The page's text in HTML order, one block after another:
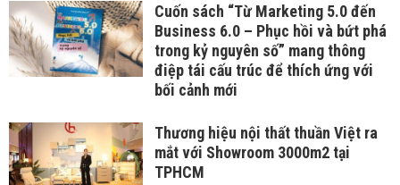
Cuốn sách “Từ Marketing 5.0 đến
Business 6.0 – Phục hồi và bứt phá
trong kỷ nguyên số” mang thông
điệp tái cấu trúc để thích ứng với
bối cảnh mới
Thương hiệu nội thất thuần Việt ra
mắt với Showroom 3000m2 tại
TPHCM